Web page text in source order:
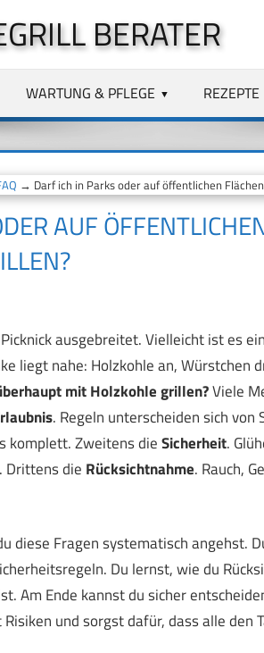
BERATER
WARTUNG & PFLEGE REZEPTE
→ Darf ich in Parks oder auf öffentlichen
AUF
ausgebreitet. Vielleicht ist es
liegt nahe: Holzkohle an, Würstchen
mit Holzkohle grillen?Viele
. Regeln unterscheiden sich
komplett. Zweitens dieSicherheit.
Drittens die Rücksichtnahme. Rauch,
diese Fragen systematisch angehst.
Du lernst, wie du
Am Ende kannst du sicher
und sorgst dafür, dass alle den